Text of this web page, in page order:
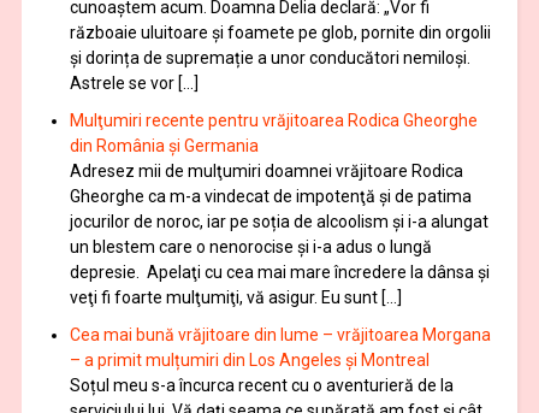
cunoaștem acum. Doamna Delia declară: „Vor fi
războaie uluitoare și foamete pe glob, pornite din orgolii
și dorința de supremație a unor conducători nemiloși.
Astrele se vor […]
Mulţumiri recente pentru vrăjitoarea Rodica Gheorghe
din România și Germania
Adresez mii de mulţumiri doamnei vrăjitoare Rodica
Gheorghe ca m-a vindecat de impotenţă şi de patima
jocurilor de noroc, iar pe soția de alcoolism și i-a alungat
un blestem care o nenorocise și i-a adus o lungă
depresie. Apelaţi cu cea mai mare încredere la dânsa şi
veţi fi foarte mulţumiţi, vă asigur. Eu sunt […]
Cea mai bună vrăjitoare din lume – vrăjitoarea Morgana
– a primit mulțumiri din Los Angeles și Montreal
Soțul meu s-a încurca recent cu o aventurieră de la